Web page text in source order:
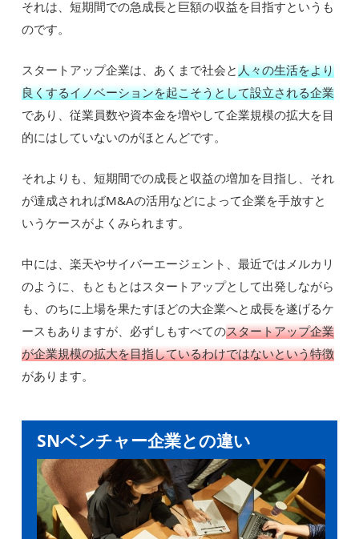
それは、短期間での急成長と巨額の収益を目指すというも
のです。
スタートアップ企業は、あくまで社会と人々の生活をより
良くするイノベーションを起こそうとして設立される企業
であり、従業員数や資本金を増やして企業規模の拡大を目
的にはしていないのがほとんどです。
それよりも、短期間での成長と収益の増加を目指し、それ
が達成されればM&Aの活用などによって企業を手放すと
いうケースがよくみられます。
中には、楽天やサイバーエージェント、最近ではメルカリ
のように、もともとはスタートアップとして出発しながら
も、のちに上場を果たすほどの大企業へと成長を遂げるケ
ースもありますが、必ずしもすべてのスタートアップ企業
が企業規模の拡大を目指しているわけではないという特徴
があります。
SNベンチャー企業との違い